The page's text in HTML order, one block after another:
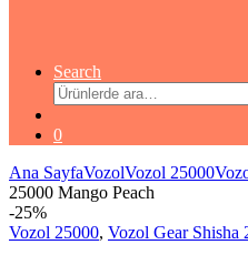
Search
Ara:
0
Ana SayfaVozolVozol 25000
25000 Mango Peach
-25%
Vozol 25000, Vozol Gear Shisha